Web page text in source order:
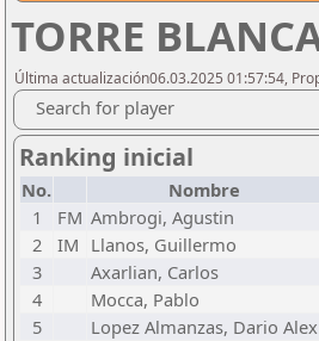
TORRE
Última actualización06.03.2025 01:57:54,
Search for player
Ranking inicial
No. Nombre
1
FM Ambrogi, Agustin
2
IM Llanos, Guillermo
3
Axarlian, Carlos
4
Mocca, Pablo
5
Lopez Almanzas, Dario Alex